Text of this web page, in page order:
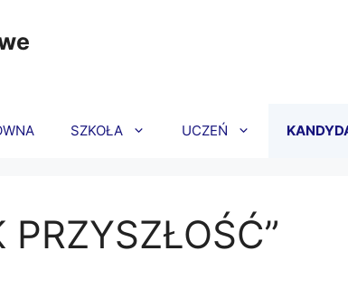
SZKOŁA UCZEŃ
PRZYSZŁOŚĆ”